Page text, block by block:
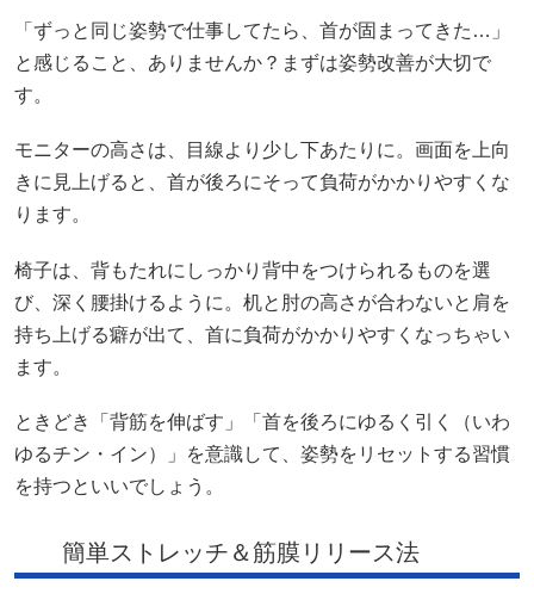
「ずっと同じ姿勢で仕事してたら、首が固まってきた…」
と感じること、ありませんか？まずは姿勢改善が大切で
す。
モニターの高さは、目線より少し下あたりに。画面を上向
きに見上げると、首が後ろにそって負荷がかかりやすくな
ります。
椅子は、背もたれにしっかり背中をつけられるものを選
び、深く腰掛けるように。机と肘の高さが合わないと肩を
持ち上げる癖が出て、首に負荷がかかりやすくなっちゃい
ます。
ときどき「背筋を伸ばす」「首を後ろにゆるく引く（いわ
ゆるチン・イン）」を意識して、姿勢をリセットする習慣
を持つといいでしょう。
簡単ストレッチ＆筋膜リリース法